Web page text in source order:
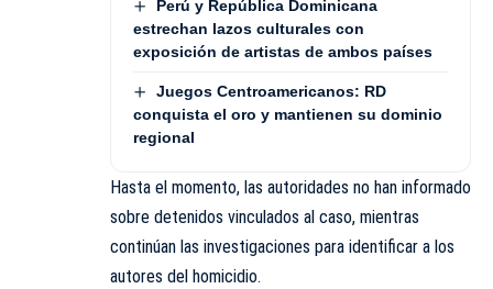
Perú y República Dominicana
estrechan lazos culturales con
exposición de artistas de ambos países
Juegos Centroamericanos: RD
conquista el oro y mantienen su dominio
regional
Hasta el momento, las autoridades no han informado
sobre detenidos vinculados al caso, mientras
continúan las investigaciones para identificar a los
autores del homicidio.